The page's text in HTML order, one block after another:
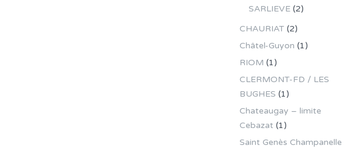
SARLIEVE(2)
CHAURIAT(2)
Châtel-Guyon (1)
RIOM (1)
CLERMONT-FD / LES
BUGHES (1)
Chateaugay – limite
Cebazat (1)
Saint Genès Champanelle